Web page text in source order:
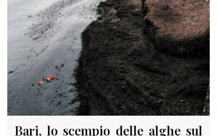
Bari, lo scempio delle alghe sul